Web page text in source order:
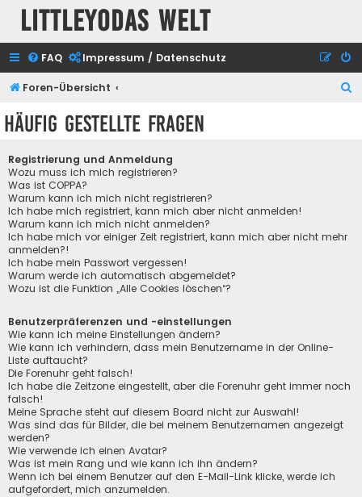
Littleyodas Welt
FAQ Impressum / Datenschutz
Foren-Übersicht
Häufig gestellte Fragen
Registrierung und Anmeldung
Wozu muss ich mich registrieren?
Was ist COPPA?
Warum kann ich mich nicht registrieren?
Ich habe mich registriert, kann mich aber nicht anmelden!
Warum kann ich mich nicht anmelden?
Ich habe mich vor einiger Zeit registriert, kann mich aber nicht mehr
anmelden?!
Ich habe mein Passwort vergessen!
Warum werde ich automatisch abgemeldet?
Wozu ist die Funktion „Alle Cookies löschen“?
Benutzerpräferenzen und -einstellungen
Wie kann ich meine Einstellungen ändern?
Wie kann ich verhindern, dass mein Benutzername in der Online-
Liste auftaucht?
Die Forenuhr geht falsch!
Ich habe die Zeitzone eingestellt, aber die Forenuhr geht immer noch
falsch!
Meine Sprache steht auf diesem Board nicht zur Auswahl!
Was sind das für Bilder, die bei meinem Benutzernamen angezeigt
werden?
Wie verwende ich einen Avatar?
Was ist mein Rang und wie kann ich ihn ändern?
Wenn ich bei einem Benutzer auf den E-Mail-Link klicke, werde ich
aufgefordert, mich anzumelden.